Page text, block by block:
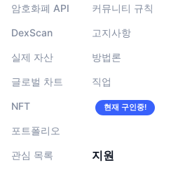
암호화폐 API
DexScan
실제 자산
글로벌 차트
NFT
포트폴리오
관심 목록
커뮤니티 규칙
고지사항
방법론
직업
현재 구인중!
지원